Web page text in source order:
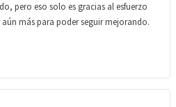
pero eso solo es gracias al esfuerzo
más para poder seguir mejorando.